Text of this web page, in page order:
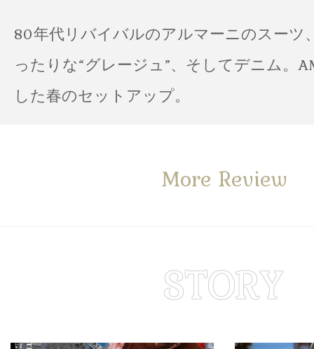
80年代リバイバルのアルマーニのスーツ
ったりな“グレージュ”、そしてデニム。
した春のセットアップ。
More Review